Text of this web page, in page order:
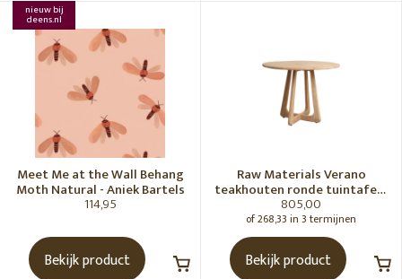
nieuw bij
deens.nl
Meet Me at the Wall Behang
Moth Natural - Aniek Bartels
114,95
Bekijk product
Raw Materials Verano
teakhouten ronde tuintafel -
Ø100 cm
805,00
of 268,33 in 3 termijnen
Bekijk product